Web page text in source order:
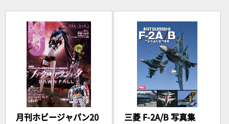
月刊ホビージャパン20
三菱 F-2A/B 写真集